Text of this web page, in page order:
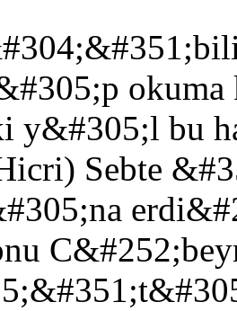
y&#305;l bu
Sebte